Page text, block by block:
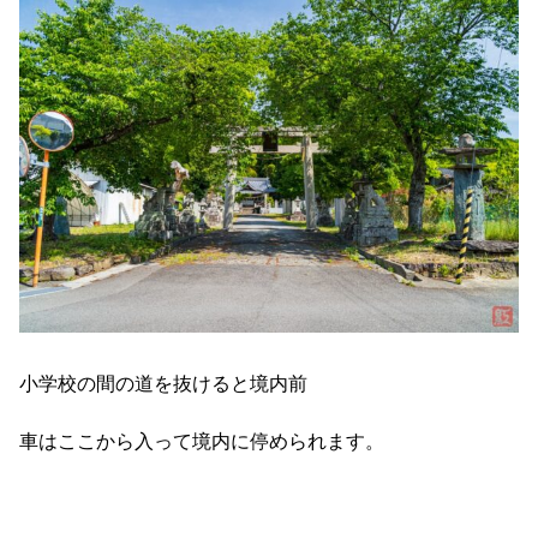
小学校の間の道を抜けると境内前
車はここから入って境内に停められます。